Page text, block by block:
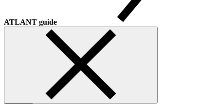
ATLANT guide